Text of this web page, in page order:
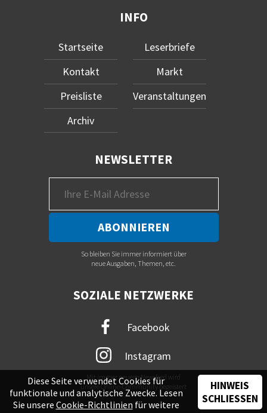
INFO
Startseite
Kontakt
Preisliste
Archiv
Leserbriefe
Markt
Veranstaltungen
NEWSLETTER
So bleiben Sie immer informiert über
neue Ausgaben, Themen, etc.
SOZIALE NETZWERKE
Facebook
Instagram
Mit immer neuem Newsfeed wird
unsere Online-Community begeistert
Diese Seite verwendet Cookies für
funktionale und analytische Zwecke. Lesen
Sie unsere Cookie-Richtlinien für weitere
HINWEIS
SCHLIESSEN